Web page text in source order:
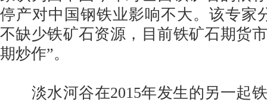
停产对中国钢铁业影响不大。该专家
不缺少铁矿石资源，目前铁矿石期货
期炒作”。
淡水河谷在2015年发生的另一起